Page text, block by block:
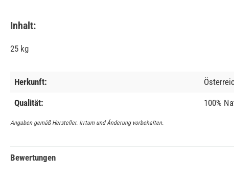
Inhalt:
25 kg
Herkunft:
Qualität: 100%
Angaben gemäß Hersteller. Irrtum und Änderung vorbehalten.
Bewertungen